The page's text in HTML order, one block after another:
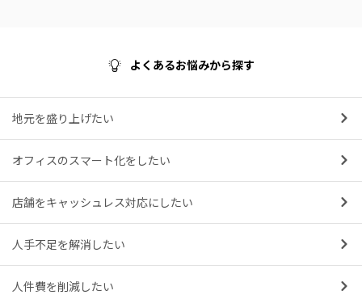
果
よくあるお悩みから探す
地元を盛り上げたい
オフィスのスマート化をしたい
店舗をキャッシュレス対応にしたい
人手不足を解消したい
人件費を削減したい